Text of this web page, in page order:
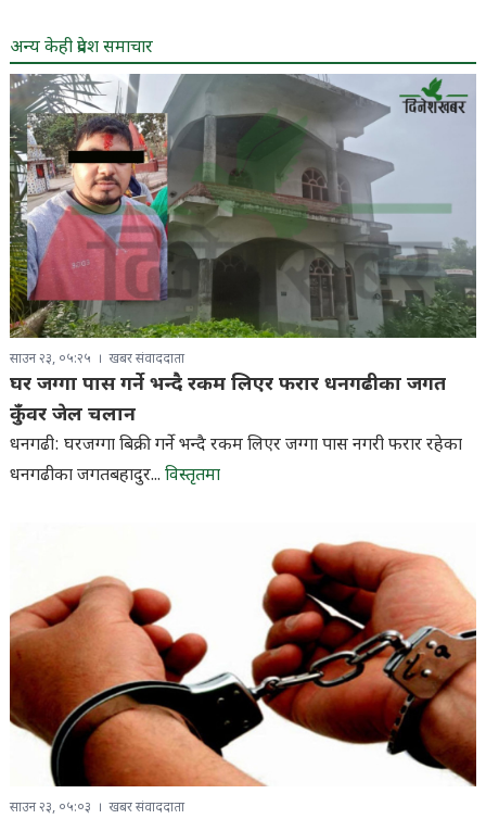
अन्य केही प्रदेश समाचार
साउन २३, ०५:२५ खबर संवाददाता
घर जग्गा पास गर्ने भन्दै रकम लिएर फरार धनगढीका जगत
कुँवर जेल चलान
धनगढी: घरजग्गा बिक्री गर्ने भन्दै रकम लिएर जग्गा पास नगरी फरार रहेका
धनगढीका जगतबहादुर... विस्तृतमा
साउन २३, ०५:०३ खबर संवाददाता